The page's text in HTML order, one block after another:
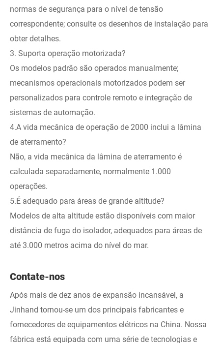
normas de segurança para o nível de tensão
correspondente; consulte os desenhos de instalação para
obter detalhes.
3. Suporta operação motorizada?
Os modelos padrão são operados manualmente;
mecanismos operacionais motorizados podem ser
personalizados para controle remoto e integração de
sistemas de automação.
4.A vida mecânica de operação de 2000 inclui a lâmina
de aterramento?
Não, a vida mecânica da lâmina de aterramento é
calculada separadamente, normalmente 1.000
operações.
5.É adequado para áreas de grande altitude?
Modelos de alta altitude estão disponíveis com maior
distância de fuga do isolador, adequados para áreas de
até 3.000 metros acima do nível do mar.
Contate-nos
Após mais de dez anos de expansão incansável, a
Jinhand tornou-se um dos principais fabricantes e
fornecedores de equipamentos elétricos na China. Nossa
fábrica está equipada com uma série de tecnologias e